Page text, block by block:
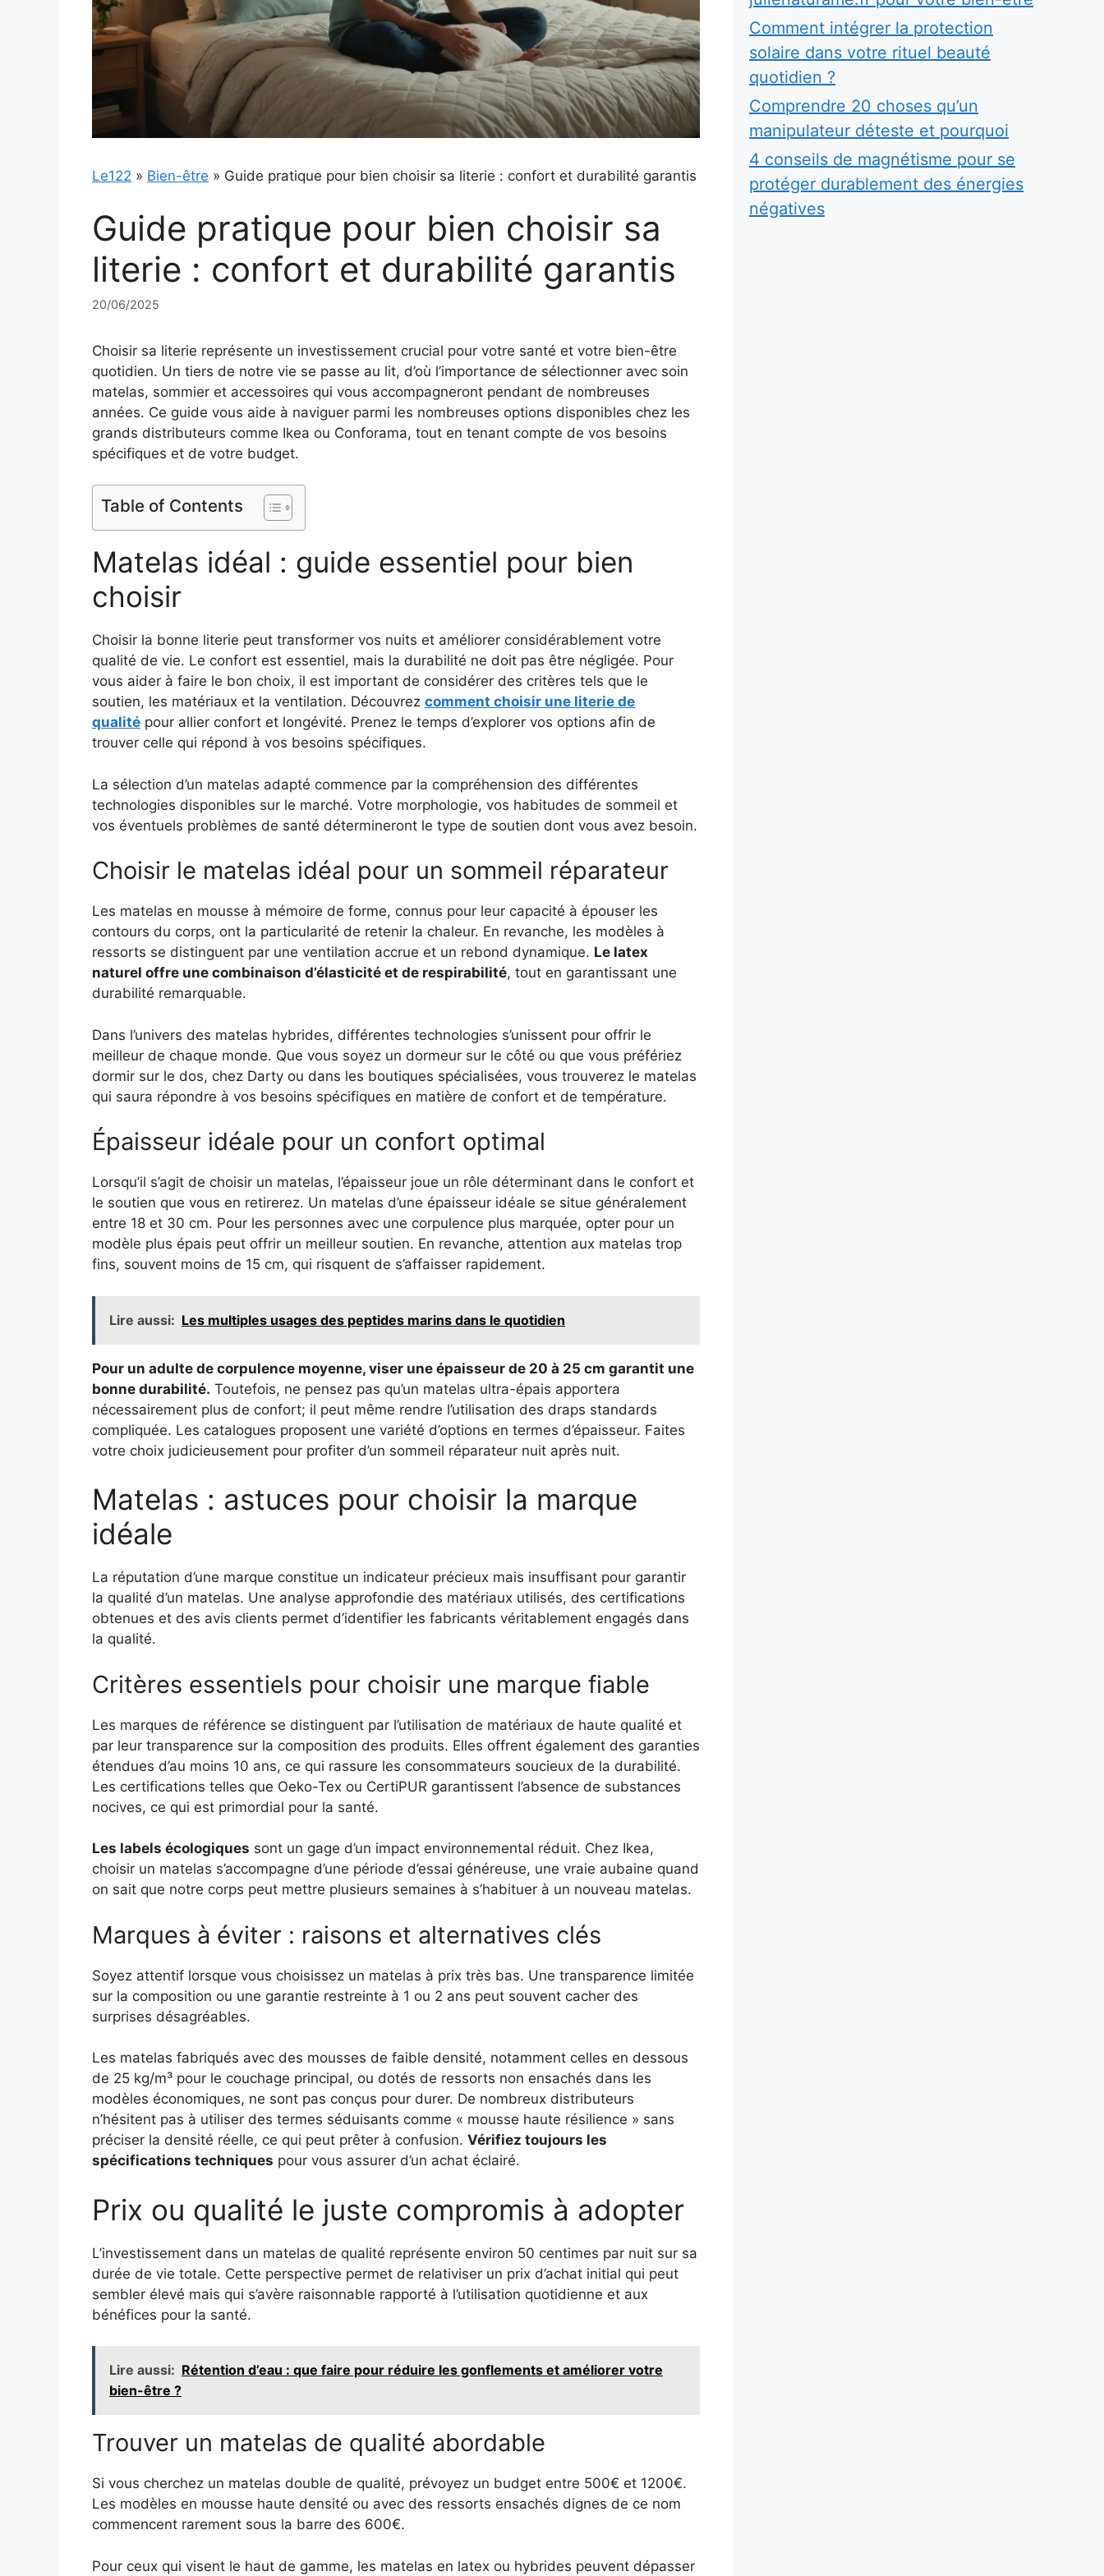
Le122 » Bien-être » Guide pratique pour bien choisir sa literie : confort et durabilité garantis
Guide pratique pour bien choisir sa
literie : confort et durabilité garantis
20/06/2025
Choisir sa literie représente un investissement crucial pour votre santé et votre bien-être
quotidien. Un tiers de notre vie se passe au lit, d’où l’importance de sélectionner avec soin
matelas, sommier et accessoires qui vous accompagneront pendant de nombreuses
années. Ce guide vous aide à naviguer parmi les nombreuses options disponibles chez les
grands distributeurs comme Ikea ou Conforama, tout en tenant compte de vos besoins
spécifiques et de votre budget.
Table of Contents
Matelas idéal : guide essentiel pour bien
choisir
Choisir la bonne literie peut transformer vos nuits et améliorer considérablement votre
qualité de vie. Le confort est essentiel, mais la durabilité ne doit pas être négligée. Pour
vous aider à faire le bon choix, il est important de considérer des critères tels que le
soutien, les matériaux et la ventilation. Découvrez comment choisir une literie de
qualité pour allier confort et longévité. Prenez le temps d’explorer vos options afin de
trouver celle qui répond à vos besoins spécifiques.
La sélection d’un matelas adapté commence par la compréhension des différentes
technologies disponibles sur le marché. Votre morphologie, vos habitudes de sommeil et
vos éventuels problèmes de santé détermineront le type de soutien dont vous avez besoin.
Choisir le matelas idéal pour un sommeil réparateur
Les matelas en mousse à mémoire de forme, connus pour leur capacité à épouser les
contours du corps, ont la particularité de retenir la chaleur. En revanche, les modèles à
ressorts se distinguent par une ventilation accrue et un rebond dynamique. Le latex
naturel offre une combinaison d’élasticité et de respirabilité, tout en garantissant une
durabilité remarquable.
Dans l’univers des matelas hybrides, différentes technologies s’unissent pour offrir le
meilleur de chaque monde. Que vous soyez un dormeur sur le côté ou que vous préfériez
dormir sur le dos, chez Darty ou dans les boutiques spécialisées, vous trouverez le matelas
qui saura répondre à vos besoins spécifiques en matière de confort et de température.
Épaisseur idéale pour un confort optimal
Lorsqu’il s’agit de choisir un matelas, l’épaisseur joue un rôle déterminant dans le confort et
le soutien que vous en retirerez. Un matelas d’une épaisseur idéale se situe généralement
entre 18 et 30 cm. Pour les personnes avec une corpulence plus marquée, opter pour un
modèle plus épais peut offrir un meilleur soutien. En revanche, attention aux matelas trop
fins, souvent moins de 15 cm, qui risquent de s’affaisser rapidement.
Lire aussi: Les multiples usages des peptides marins dans le quotidien
Pour un adulte de corpulence moyenne, viser une épaisseur de 20 à 25 cm garantit une
bonne durabilité. Toutefois, ne pensez pas qu’un matelas ultra-épais apportera
nécessairement plus de confort; il peut même rendre l’utilisation des draps standards
compliquée. Les catalogues proposent une variété d’options en termes d’épaisseur. Faites
votre choix judicieusement pour profiter d’un sommeil réparateur nuit après nuit.
Matelas : astuces pour choisir la marque
idéale
La réputation d’une marque constitue un indicateur précieux mais insuffisant pour garantir
la qualité d’un matelas. Une analyse approfondie des matériaux utilisés, des certifications
obtenues et des avis clients permet d’identifier les fabricants véritablement engagés dans
la qualité.
Critères essentiels pour choisir une marque fiable
Les marques de référence se distinguent par l’utilisation de matériaux de haute qualité et
par leur transparence sur la composition des produits. Elles offrent également des garanties
étendues d’au moins 10 ans, ce qui rassure les consommateurs soucieux de la durabilité.
Les certifications telles que Oeko-Tex ou CertiPUR garantissent l’absence de substances
nocives, ce qui est primordial pour la santé.
Les labels écologiques sont un gage d’un impact environnemental réduit. Chez Ikea,
choisir un matelas s’accompagne d’une période d’essai généreuse, une vraie aubaine quand
on sait que notre corps peut mettre plusieurs semaines à s’habituer à un nouveau matelas.
Marques à éviter : raisons et alternatives clés
Soyez attentif lorsque vous choisissez un matelas à prix très bas. Une transparence limitée
sur la composition ou une garantie restreinte à 1 ou 2 ans peut souvent cacher des
surprises désagréables.
Les matelas fabriqués avec des mousses de faible densité, notamment celles en dessous
de 25 kg/m³ pour le couchage principal, ou dotés de ressorts non ensachés dans les
modèles économiques, ne sont pas conçus pour durer. De nombreux distributeurs
n’hésitent pas à utiliser des termes séduisants comme « mousse haute résilience » sans
préciser la densité réelle, ce qui peut prêter à confusion. Vérifiez toujours les
spécifications techniques pour vous assurer d’un achat éclairé.
Prix ou qualité le juste compromis à adopter
L’investissement dans un matelas de qualité représente environ 50 centimes par nuit sur sa
durée de vie totale. Cette perspective permet de relativiser un prix d’achat initial qui peut
sembler élevé mais qui s’avère raisonnable rapporté à l’utilisation quotidienne et aux
bénéfices pour la santé.
Lire aussi: Rétention d’eau : que faire pour réduire les gonflements et améliorer votre
bien-être ?
Trouver un matelas de qualité abordable
Si vous cherchez un matelas double de qualité, prévoyez un budget entre 500€ et 1200€.
Les modèles en mousse haute densité ou avec des ressorts ensachés dignes de ce nom
commencent rarement sous la barre des 600€.
Pour ceux qui visent le haut de gamme, les matelas en latex ou hybrides peuvent dépasser
Comment intégrer la protection
solaire dans votre rituel beauté
quotidien ?
Comprendre 20 choses qu’un
manipulateur déteste et pourquoi
4 conseils de magnétisme pour se
protéger durablement des énergies
négatives